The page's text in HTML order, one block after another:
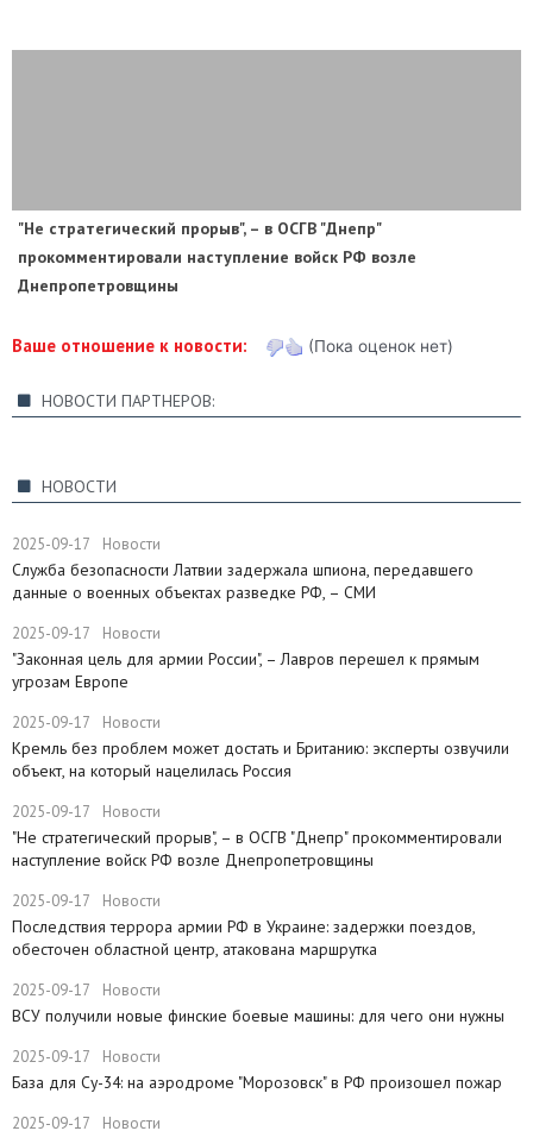
"Не стратегический прорыв", – в ОСГВ "Днепр"
прокомментировали наступление войск РФ возле
Днепропетровщины
Ваше отношение к новости: (Пока оценок нет)
НОВОСТИ ПАРТНЕРОВ:
НОВОСТИ
2025-09-17 Новости
Служба безопасности Латвии задержала шпиона, передавшего
данные о военных объектах разведке РФ, – СМИ
2025-09-17 Новости
"Законная цель для армии России", – Лавров перешел к прямым
угрозам Европе
2025-09-17 Новости
​Кремль без проблем может достать и Британию: эксперты озвучили
объект, на который нацелилась Россия
2025-09-17 Новости
"Не стратегический прорыв", – в ОСГВ "Днепр" прокомментировали
наступление войск РФ возле Днепропетровщины
2025-09-17 Новости
Последствия террора армии РФ в Украине: задержки поездов,
обесточен областной центр, атакована маршрутка
2025-09-17 Новости
ВСУ получили новые финские боевые машины: для чего они нужны
2025-09-17 Новости
База для Су-34: на аэродроме "Морозовск" в РФ произошел пожар
2025-09-17 Новости